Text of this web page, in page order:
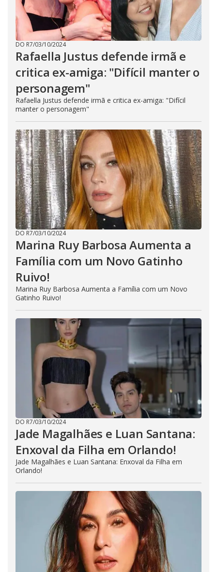
DO R7/03/10/2024
Rafaella Justus defende irmã e
critica ex-amiga: "Difícil manter o
personagem"
Rafaella Justus defende irmã e critica ex-amiga: "Difícil
manter o personagem"
DO R7/03/10/2024
Marina Ruy Barbosa Aumenta a
Família com um Novo Gatinho
Ruivo!
Marina Ruy Barbosa Aumenta a Família com um Novo
Gatinho Ruivo!
DO R7/03/10/2024
Jade Magalhães e Luan Santana:
Enxoval da Filha em Orlando!
Jade Magalhães e Luan Santana: Enxoval da Filha em
Orlando!